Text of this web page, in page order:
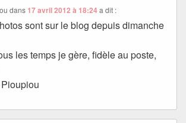
dans 17 avril 2012 à 18:24 a dit :
sont sur le blog depuis dimanche
les temps je gère, fidèle au poste,